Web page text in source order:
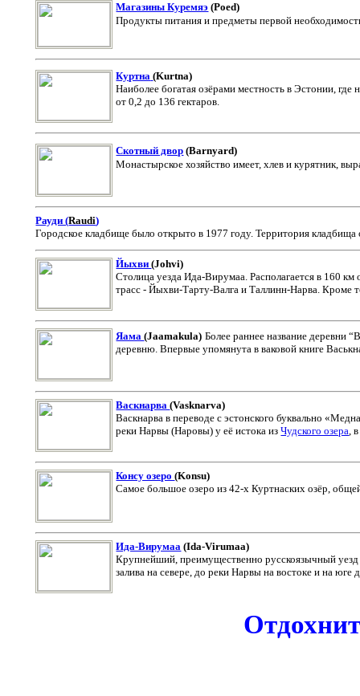
Магазины Куремяэ (Poed)
Продукты питания и предметы первой
Куртна (Kurtna)
Наиболее богатая озёрами местность в Эстонии,
от 0,2 до 136 гектаров.
Скотный двор (Barnyard)
Монастырское хозяйство имеет, хлев и курятник,
Рауди (Raudi)
Городское кладбище было открыто в 1977 году. Территория кладбища
Йыхви(Johvi)
Столица уезда Ида-Вирумаа.Располагается в 160
трасc - Йыхви-Тарту-Валга и Таллинн-Нарва. Кроме
Яама(Jaamakula) Более раннее название деревни
деревню. Впервые упомянута в ваковой книге
Васкнарва(Vasknarva)
Васкнарва в переводе с эстонского буквально
реки Нарвы (Наровы) у её истока изЧудского озера,
Консу озеро(Konsu)
Самое большое озеро из 42-х Куртнаских озёр,
Ида-Вирумаа (Ida-Virumaa)
Крупнейший, преимущественно русскоязычный
залива на севере, до реки Нарвы на востоке и на юге